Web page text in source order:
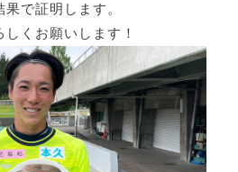
で証明します。
くお願いします！